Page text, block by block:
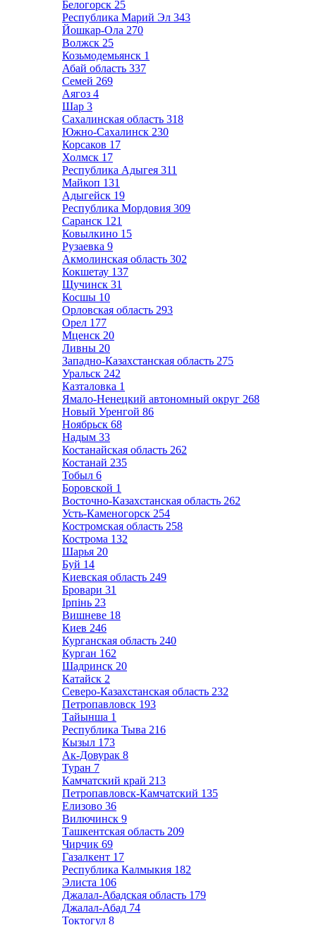
Белогорск 25
Республика Марий Эл 343
Йошкар-Ола 270
Волжск 25
Козьмодемьянск 1
Абай область 337
Семей 269
Аягоз 4
Шар 3
Сахалинская область 318
Южно-Сахалинск 230
Корсаков 17
Холмск 17
Республика Адыгея 311
Майкоп 131
Адыгейск 19
Республика Мордовия 309
Саранск 121
Ковылкино 15
Рузаевка 9
Акмолинская область 302
Кокшетау 137
Щучинск 31
Косшы 10
Орловская область 293
Орел 177
Мценск 20
Ливны 20
Западно-Казахстанская область 275
Уральск 242
Казталовка 1
Ямало-Ненецкий автономный округ 268
Новый Уренгой 86
Ноябрьск 68
Надым 33
Костанайская область 262
Костанай 235
Тобыл 6
Боровской 1
Восточно-Казахстанская область 262
Усть-Каменогорск 254
Костромская область 258
Кострома 132
Шарья 20
Буй 14
Киевская область 249
Бровари 31
Ірпінь 23
Вишневе 18
Киев 246
Курганская область 240
Курган 162
Шадринск 20
Катайск 2
Северо-Казахстанская область 232
Петропавловск 193
Тайынша 1
Республика Тыва 216
Кызыл 173
Ак-Довурак 8
Туран 7
Камчатский край 213
Петропавловск-Камчатский 135
Елизово 36
Вилючинск 9
Ташкентская область 209
Чирчик 69
Газалкент 17
Республика Калмыкия 182
Элиста 106
Джалал-Абадская область 179
Джалал-Абад 74
Токтогул 8